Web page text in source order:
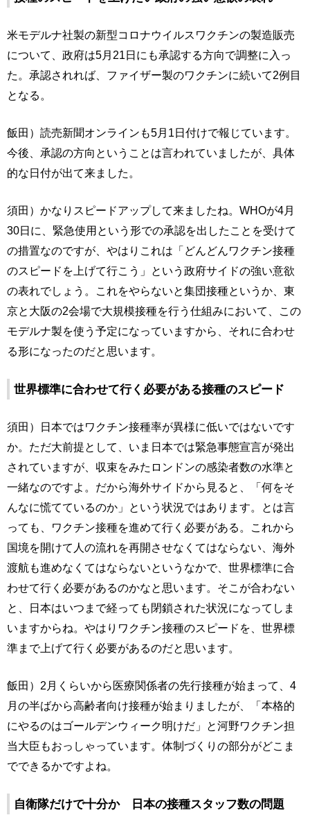
米モデルナ社製の新型コロナウイルスワクチンの製造販売
について、政府は5月21日にも承認する方向で調整に入っ
た。承認されれば、ファイザー製のワクチンに続いて2例目
となる。
飯田）読売新聞オンラインも5月1日付けで報じています。
今後、承認の方向ということは言われていましたが、具体
的な日付が出て来ました。
須田）かなりスピードアップして来ましたね。WHOが4月
30日に、緊急使用という形での承認を出したことを受けて
の措置なのですが、やはりこれは「どんどんワクチン接種
のスピードを上げて行こう」という政府サイドの強い意欲
の表れでしょう。これをやらないと集団接種というか、東
京と大阪の2会場で大規模接種を行う仕組みにおいて、この
モデルナ製を使う予定になっていますから、それに合わせ
る形になったのだと思います。
世界標準に合わせて行く必要がある接種のスピード
須田）日本ではワクチン接種率が異様に低いではないです
か。ただ大前提として、いま日本では緊急事態宣言が発出
されていますが、収束をみたロンドンの感染者数の水準と
一緒なのですよ。だから海外サイドから見ると、「何をそ
んなに慌てているのか」という状況ではあります。とは言
っても、ワクチン接種を進めて行く必要がある。これから
国境を開けて人の流れを再開させなくてはならない、海外
渡航も進めなくてはならないというなかで、世界標準に合
わせて行く必要があるのかなと思います。そこが合わない
と、日本はいつまで経っても閉鎖された状況になってしま
いますからね。やはりワクチン接種のスピードを、世界標
準まで上げて行く必要があるのだと思います。
飯田）2月くらいから医療関係者の先行接種が始まって、4
月の半ばから高齢者向け接種が始まりましたが、「本格的
にやるのはゴールデンウィーク明けだ」と河野ワクチン担
当大臣もおっしゃっています。体制づくりの部分がどこま
でできるかですよね。
自衛隊だけで十分か 日本の接種スタッフ数の問題